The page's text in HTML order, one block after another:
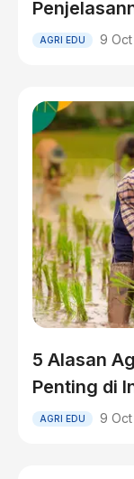
AGRI EDU 9
5 Alasan
Penting di
AGRI EDU 9